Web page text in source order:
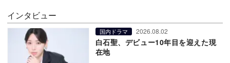
インタビュー
国内ドラマ 2026.08.02
白石聖、デビュー10年目を迎えた現
在地